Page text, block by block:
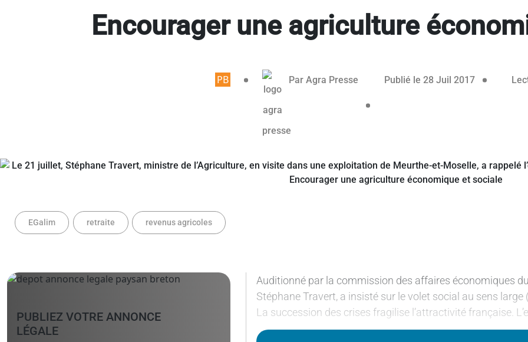
Encourager une agriculture
Article réservé aux abonnés
Par Agra Presse Publié le 28 Juil 2017
EGalim retraite revenus agricoles
Auditionné par la commission des affaires économiques
Stéphane Travert, a insisté sur le volet social au sens
La succession des crises fragilise l’attractivité française.
PUBLIEZ VOTRE ANNONCE
LÉGALE